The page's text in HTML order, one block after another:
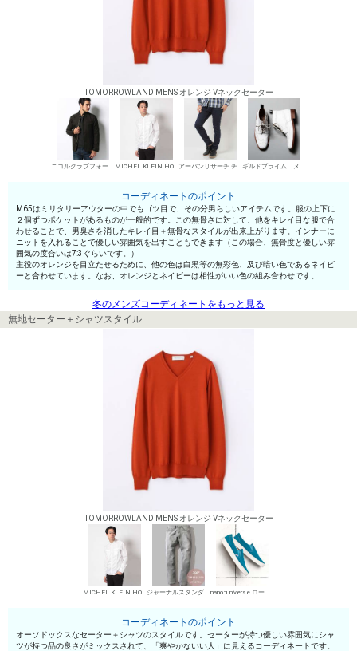
TOMORROWLAND MENS オレンジ Vネックセーター
ニコルクラブフォーメン M-65 MICHEL KLEIN HOMME シャツ アーバンリサーチ チノパン・綿パン ギルドプライム メンズ ワークブーツ
コーディネートのポイント
M65はミリタリーアウターの中でもゴツ目で、その分男らしいアイテムです。服の上下に
２個ずつポケットがあるものが一般的です。この無骨さに対して、他をキレイ目な服で合
わせることで、男臭さを消したキレイ目＋無骨なスタイルが出来上がります。インナーに
ニットを入れることで優しい雰囲気を出すこともできます（この場合、無骨度と優しい雰
囲気の度合いは7:3ぐらいです。）
主役のオレンジを目立たせるために、他の色は白黒等の無彩色、及び暗い色であるネイビ
ーと合わせています。なお、オレンジとネイビーは相性がいい色の組み合わせです。
冬のメンズコーディネートをもっと見る
無地セーター＋シャツスタイル
TOMORROWLAND MENS オレンジ Vネックセーター
MICHEL KLEIN HOMME シャツ ジャーナルスタンダード レリューム メンズ デニムパンツ・ジーンズ nano･universe ローカットスニーカー
コーディネートのポイント
オーソドックスなセーター＋シャツのスタイルです。セーターが持つ優しい雰囲気にシャ
ツが持つ品の良さがミックスされて、「爽やかないい人」に見えるコーディネートです。